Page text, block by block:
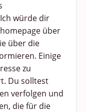
würde dir
über
über die
Einige
zu
Du solltest
verfolgen und
die für die